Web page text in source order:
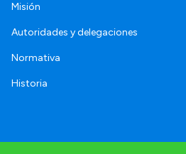
Misión
Autoridades y delegaciones
Normativa
Historia